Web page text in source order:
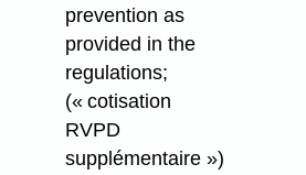
prevention as
provided in the
regulations;
(« cotisation
RVPD
supplémentaire »)